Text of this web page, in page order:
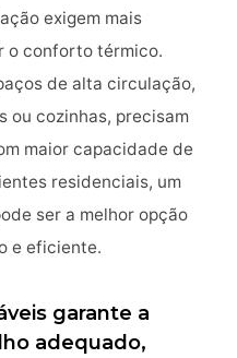
exigem mais
o conforto térmico.
de alta circulação,
ou cozinhas, precisam
maior capacidade de
residenciais, um
ser a melhor opção
e eficiente.
garante a
adequado,